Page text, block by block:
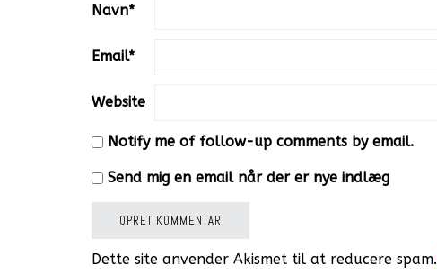
Navn*
Email*
Website
Notify me of follow-up comments by email.
Send mig en email når der er nye indlæg
Dette site anvender Akismet til at reducere spam.